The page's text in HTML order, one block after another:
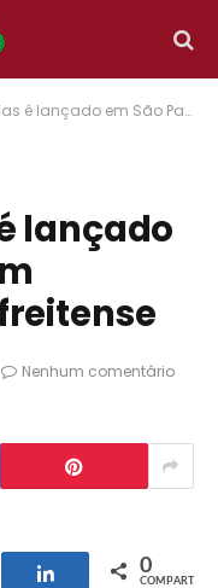
em São Paulo com participação de freitense
lançado
Nenhum comentário
Compartilhar
0
COMPART.